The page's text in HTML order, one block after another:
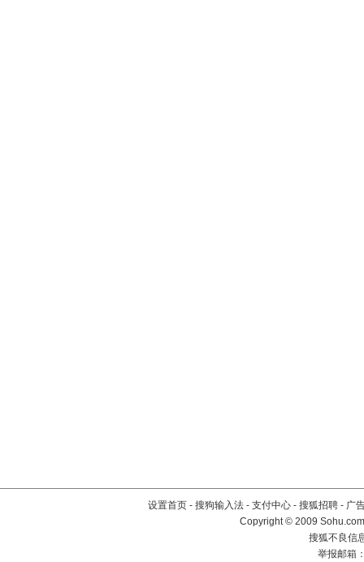
设置首页 - 搜狗输入法 - 支付中心 - 搜狐招聘 - 广
Copyright © 2009
搜狐不良信
举报邮箱